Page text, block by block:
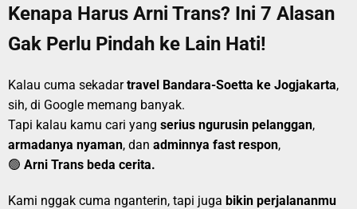
Kenapa Harus Arni Trans? Ini 7 Alasan
Gak Perlu Pindah ke Lain Hati!
Kalau cuma sekadartravel Bandara-Soetta ke Jogjakarta,
sih, di Google memang banyak.
Tapi kalau kamu cari yang serius ngurusin pelanggan,
armadanya nyaman, dan adminnya fast respon,
🟢 Arni Trans beda cerita.
Kami nggak cuma nganterin, tapi juga bikin perjalananmu